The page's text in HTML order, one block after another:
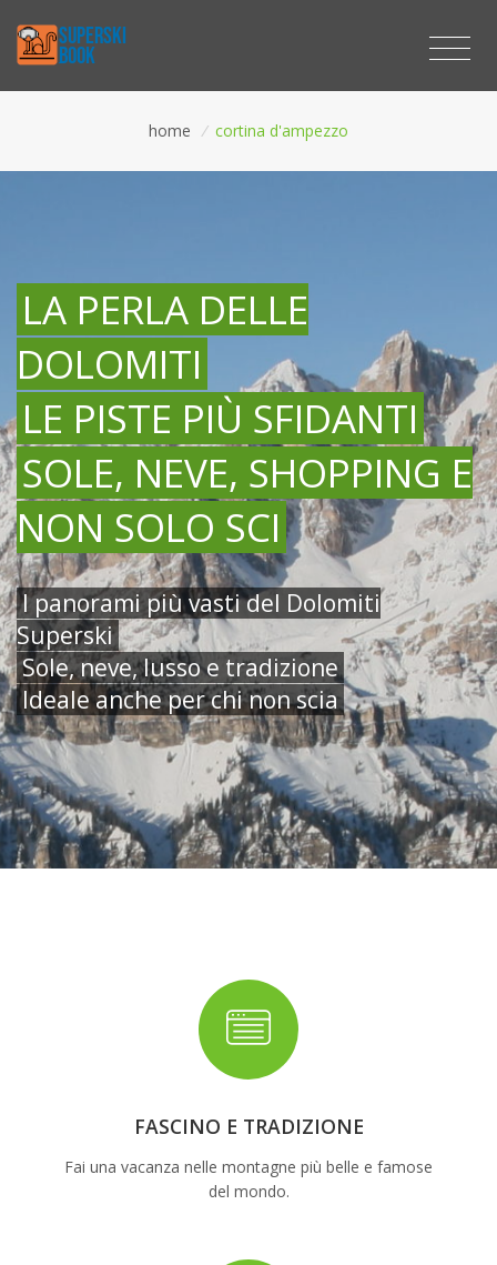
home / cortina d'ampezzo
LA PERLA DELLE
DOLOMITI
LE PISTE PIÙ SFIDANTI
SOLE, NEVE, SHOPPING E
NON SOLO SCI
I panorami più vasti del Dolomiti
Superski
Sole, neve, lusso e tradizione
Ideale anche per chi non scia
FASCINO E TRADIZIONE
Fai una vacanza nelle montagne più belle e famose
del mondo.